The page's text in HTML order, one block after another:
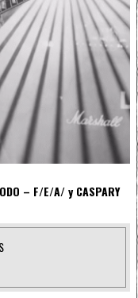
– F/E/A/ y CASPARY